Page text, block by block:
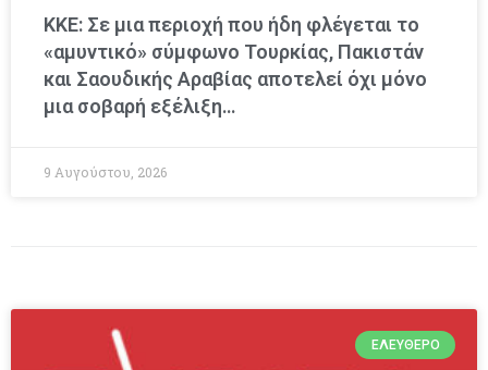
ΚΚΕ: Σε μια περιοχή που ήδη φλέγεται το
«αμυντικό» σύμφωνο Τουρκίας, Πακιστάν
και Σαουδικής Αραβίας αποτελεί όχι μόνο
μια σοβαρή εξέλιξη…
9 Αυγούστου, 2026
ΕΛΕΎΘΕΡΟ